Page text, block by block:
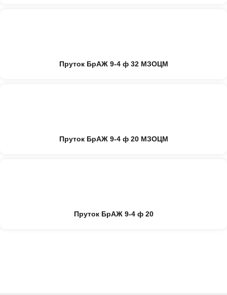
Пруток БрАЖ 9-4 ф 32 МЗОЦМ
Пруток БрАЖ 9-4 ф 20 МЗОЦМ
Пруток БрАЖ 9-4 ф 20